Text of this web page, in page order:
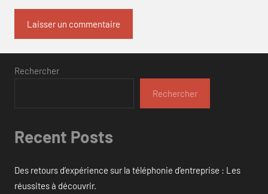
Rechercher
Rechercher
Recent Posts
Des retours d’expérience sur la téléphonie d’entreprise : Les
réussites à découvrir.